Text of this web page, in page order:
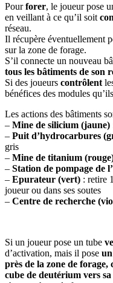
Pourforer, le joueur pose
en veillant à ce qu’il soit
réseau.
Il récupère éventuellement
sur la zone de forage.
S’il connecte un nouveau
tous les bâtiments de son
Si des joueurs contrôlent
bénéfices des modules
Les actions des bâtiments
– Mine de silicium (jaune)
– Puit d’hydrocarbures
gris
– Mine de titanium
– Station de pompage de
– Epurateur (vert) : retire
joueur ou dans ses soutes
– Centre de recherche
Si un joueur pose un tube
d’activation, mais il pose
près de la zone de
cube de deutérium vers sa